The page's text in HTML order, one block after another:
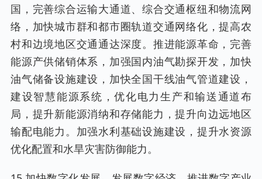
国，完善综合运输大通道、综合交通枢纽和物流网
络，加快城市群和都市圈轨道交通网络化，提高农
村和边境地区交通通达深度。推进能源革命，完善
能源产供储销体系，加强国内油气勘探开发，加快
油气储备设施建设，加快全国干线油气管道建设，
建设智慧能源系统，优化电力生产和输送通道布
局，提升新能源消纳和存储能力，提升向边远地区
输配电能力。加强水利基础设施建设，提升水资源
优化配置和水旱灾害防御能力。